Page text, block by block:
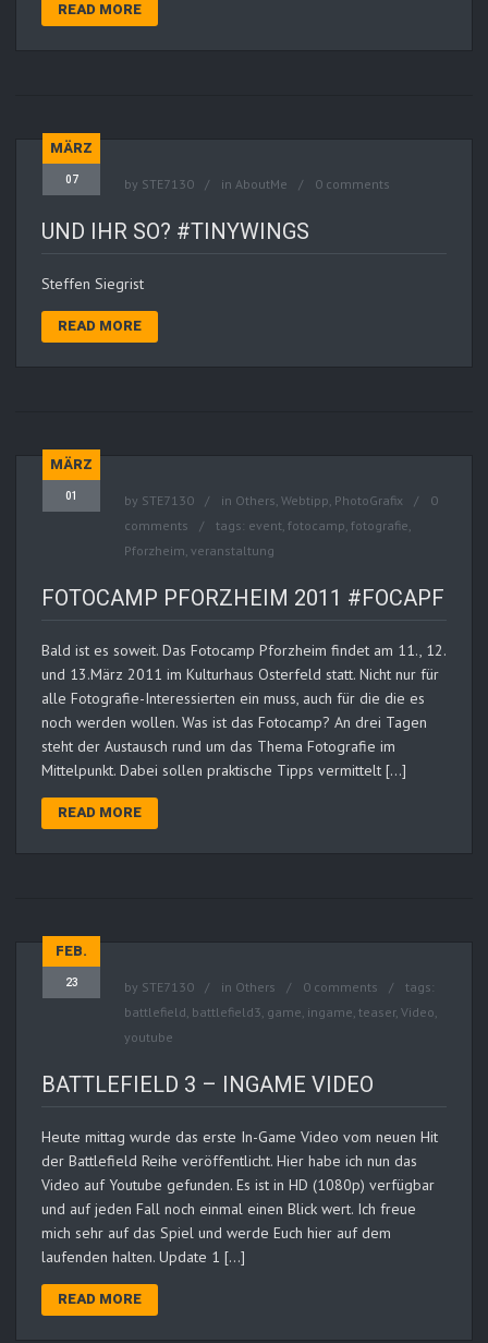
READ MORE
MÄRZ
07 by STE7130 in AboutMe 0 comments
UND IHR SO? #TINYWINGS
Steffen Siegrist
READ MORE
MÄRZ
01 by STE7130 in Others, Webtipp, PhotoGrafix
0
comments
tags: event, fotocamp, fotografie,
Pforzheim, veranstaltung
FOTOCAMP PFORZHEIM 2011 #FOCAPF
Bald ist es soweit. Das Fotocamp Pforzheim findet am 11., 12.
und 13.März 2011 im Kulturhaus Osterfeld statt. Nicht nur für
alle Fotografie-Interessierten ein muss, auch für die die es
noch werden wollen. Was ist das Fotocamp? An drei Tagen
steht der Austausch rund um das Thema Fotografie im
Mittelpunkt. Dabei sollen praktische Tipps vermittelt […]
READ MORE
FEB.
23 by STE7130 in Others 0 comments
tags:
battlefield, battlefield3, game, ingame, teaser, Video,
youtube
BATTLEFIELD 3 – INGAME VIDEO
Heute mittag wurde das erste In-Game Video vom neuen Hit
der Battlefield Reihe veröffentlicht. Hier habe ich nun das
Video auf Youtube gefunden. Es ist in HD (1080p) verfügbar
und auf jeden Fall noch einmal einen Blick wert. Ich freue
mich sehr auf das Spiel und werde Euch hier auf dem
laufenden halten. Update 1 […]
READ MORE